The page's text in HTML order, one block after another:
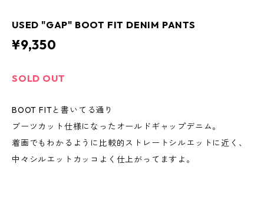
USED "GAP" BOOT FIT DENIM PANTS
¥9,350
SOLD OUT
BOOT FITと書いてる通り
ブーツカット仕様になったオールドギャップデニム。
着画でもわかるように比較的ストレートシルエットに近く、
中々シルエットカッコよく仕上がってますよ。